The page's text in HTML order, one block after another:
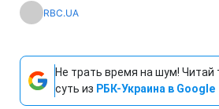
RBC.UA
Не трать время на шум! Читай
суть из РБК-Украина в Google